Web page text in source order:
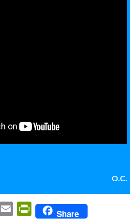
O.C.
Email PrintFriendly
Share